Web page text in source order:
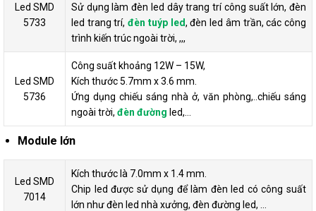
Led SMD
5733
Sử dụng làm đèn led dây trang trí công suất lớn, đèn
led trang trí,đèn tuýp led, đèn led âm trần, các công
trình kiến trúc ngoài trời, ,,,
Led SMD
5736
Công suất khoảng 12W – 15W,
Kích thước 5.7mm x 3.6 mm.
Ứng dụng chiếu sáng nhà ở, văn phòng,..chiếu sáng
ngoài trời, đèn đường led,…
Module lớn
Led SMD
7014
Kích thước là 7.0mm x 1.4 mm.
Chip led được sử dụng để làm đèn led có công suất
lớn như đèn led nhà xưởng, đèn đường led, …